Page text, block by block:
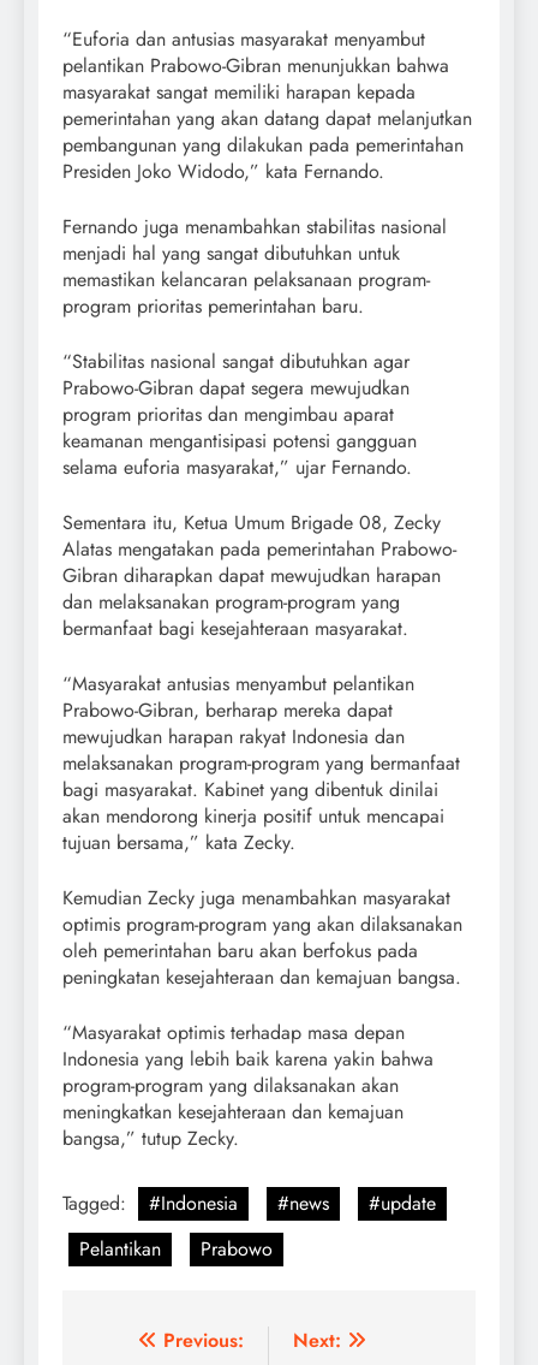
“Euforia dan antusias masyarakat menyambut
pelantikan Prabowo-Gibran menunjukkan bahwa
masyarakat sangat memiliki harapan kepada
pemerintahan yang akan datang dapat melanjutkan
pembangunan yang dilakukan pada pemerintahan
Presiden Joko Widodo,” kata Fernando.
Fernando juga menambahkan stabilitas nasional
menjadi hal yang sangat dibutuhkan untuk
memastikan kelancaran pelaksanaan program-
program prioritas pemerintahan baru.
“Stabilitas nasional sangat dibutuhkan agar
Prabowo-Gibran dapat segera mewujudkan
program prioritas dan mengimbau aparat
keamanan mengantisipasi potensi gangguan
selama euforia masyarakat,” ujar Fernando.
Sementara itu, Ketua Umum Brigade 08, Zecky
Alatas mengatakan pada pemerintahan Prabowo-
Gibran diharapkan dapat mewujudkan harapan
dan melaksanakan program-program yang
bermanfaat bagi kesejahteraan masyarakat.
“Masyarakat antusias menyambut pelantikan
Prabowo-Gibran, berharap mereka dapat
mewujudkan harapan rakyat Indonesia dan
melaksanakan program-program yang bermanfaat
bagi masyarakat. Kabinet yang dibentuk dinilai
akan mendorong kinerja positif untuk mencapai
tujuan bersama,” kata Zecky.
Kemudian Zecky juga menambahkan masyarakat
optimis program-program yang akan dilaksanakan
oleh pemerintahan baru akan berfokus pada
peningkatan kesejahteraan dan kemajuan bangsa.
“Masyarakat optimis terhadap masa depan
Indonesia yang lebih baik karena yakin bahwa
program-program yang dilaksanakan akan
meningkatkan kesejahteraan dan kemajuan
bangsa,” tutup Zecky.
Tagged: #Indonesia #news
#update
Pelantikan
Prabowo
Post Previous: Next: